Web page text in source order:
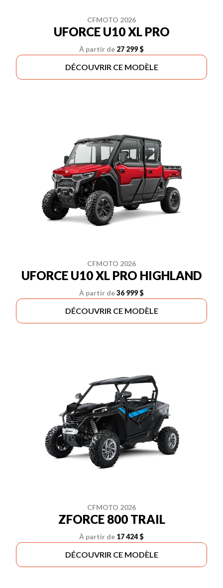
CFMOTO 2026
UFORCE U10 XL PRO
À partir de 27 299 $
DÉCOUVRIR CE MODÈLE
CFMOTO 2026
UFORCE U10 XL PRO HIGHLAND
À partir de36 999 $
DÉCOUVRIR CE MODÈLE
CFMOTO 2026
ZFORCE 800 TRAIL
À partir de 17 424 $
DÉCOUVRIR CE MODÈLE